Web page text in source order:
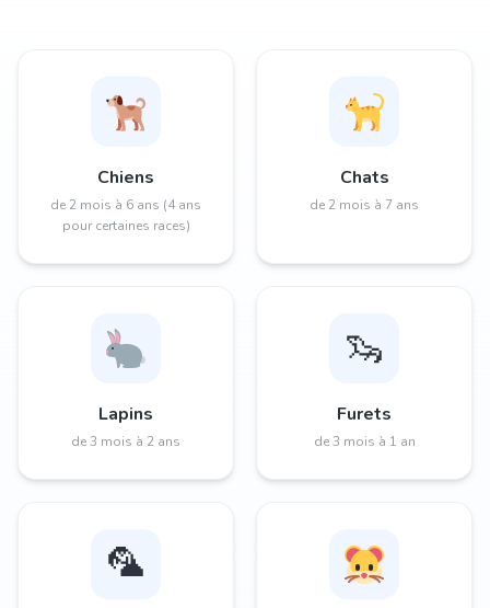
Chiens
de 2 mois à 6 ans (4 ans
pour certaines races)
Chats
de 2 mois à 7 ans
Lapins
de 3 mois à 2 ans
🦦
Furets
de 3 mois à 1 an
🦜